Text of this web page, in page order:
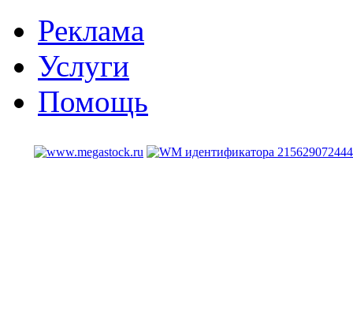
Реклама
Услуги
Помощь